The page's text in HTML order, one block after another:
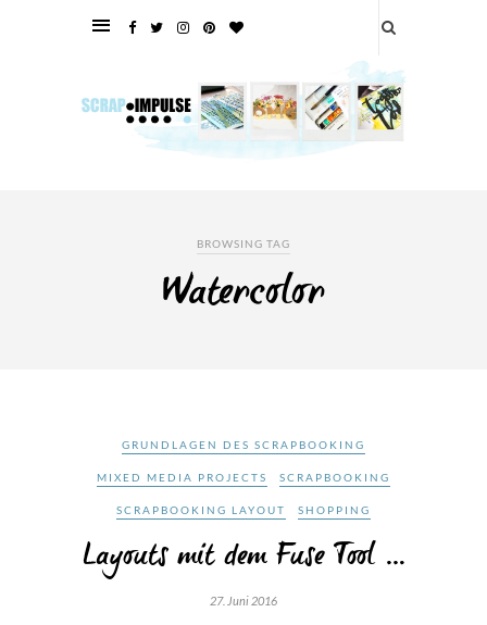
BROWSING TAG
Watercolor
GRUNDLAGEN DES SCRAPBOOKING
MIXED MEDIA PROJECTS SCRAPBOOKING
SCRAPBOOKING LAYOUT SHOPPING
Layouts mit dem Fuse Tool …
27. Juni 2016